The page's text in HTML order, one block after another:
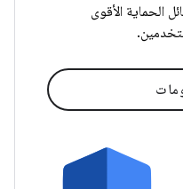
الحماية الأقوى